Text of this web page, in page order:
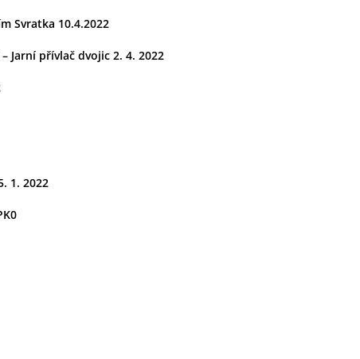
Svratka 10.4.2022
Jarní přívlač dvojic 2. 4. 2022
1. 2022